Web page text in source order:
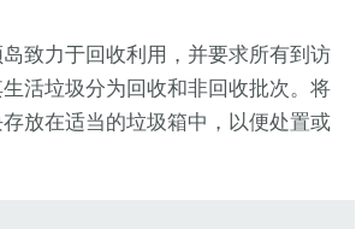
致力于回收利用，并要求所有到访
活垃圾分为回收和非回收批次。将
放在适当的垃圾箱中，以便处置或